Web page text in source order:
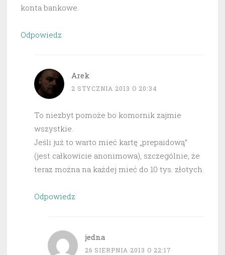
konta bankowe.
Odpowiedz
Arek
2 STYCZNIA 2013 O 20:34
To niezbyt pomoże bo komornik zajmie
wszystkie.
Jeśli już to warto mieć kartę „prepaidową”
(jest całkowicie anonimowa), szczególnie, że
teraz można na każdej mieć do 10 tys. złotych.
Odpowiedz
jedna
26 SIERPNIA 2013 O 22:17